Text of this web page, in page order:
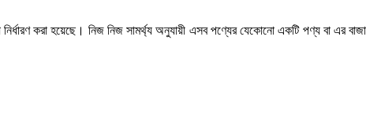
করা হয়েছে। নিজ নিজ সামর্থ্য অনুযায়ী এসব পণ্যের যেকোনো একটি পণ্য বা এর